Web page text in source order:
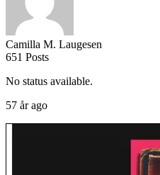
Camilla M. Laugesen
651 Posts
No status available.
57 år ago